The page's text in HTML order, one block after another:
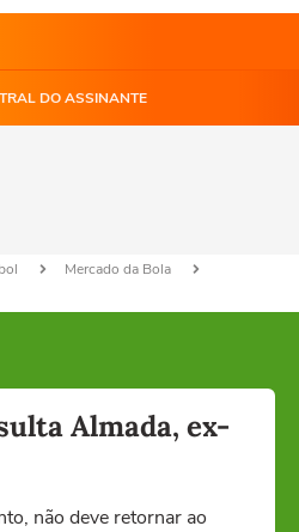
DO ASSINANTE
Mercado da Bola
Almada, ex-
não deve retornar ao